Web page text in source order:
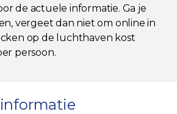
de actuele informatie. Ga je
vergeet dan niet om online in
op de luchthaven kost
persoon.